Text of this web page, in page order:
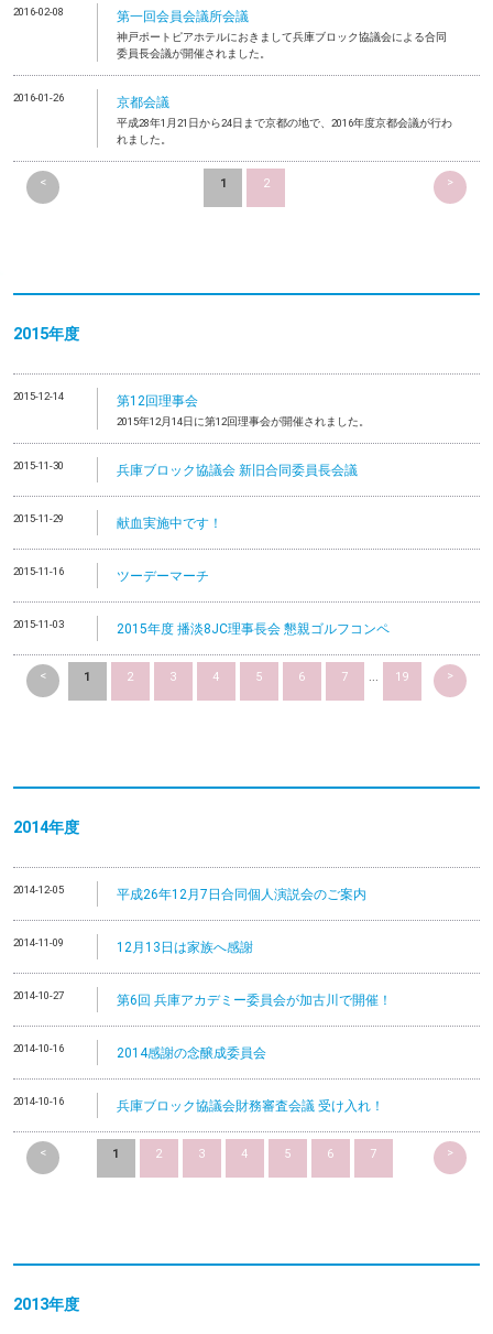
2016-02-08 第一回会員会議所会議
神戸ポートピアホテルにおきまして兵庫ブロック協議会による合同
委員長会議が開催されました。
2016-01-26 京都会議
平成28年1月21日から24日まで京都の地で、2016年度京都会議が行わ
れました。
< 1 2 >
2015年度
2015-12-14 第12回理事会
2015年12月14日に第12回理事会が開催されました。
2015-11-30 兵庫ブロック協議会 新旧合同委員長会議
2015-11-29 献血実施中です！
2015-11-16 ツーデーマーチ
2015-11-03 2015年度 播淡8JC理事長会 懇親ゴルフコンペ
< 1 2 3 4 5 6 7 ... 19 >
2014年度
2014-12-05 平成26年12月7日合同個人演説会のご案内
2014-11-09 12月13日は家族へ感謝
2014-10-27 第6回 兵庫アカデミー委員会が加古川で開催！
2014-10-16 2014感謝の念醸成委員会
2014-10-16 兵庫ブロック協議会財務審査会議 受け入れ！
< 1 2 3 4 5 6 7 >
2013年度